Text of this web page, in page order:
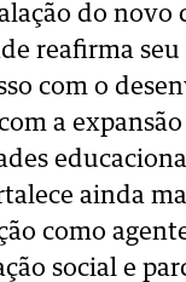
do novo
reafirma seu
com o
a expansão
ainda
como
social e